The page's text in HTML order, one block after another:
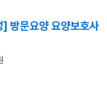
문요양 요양보호사